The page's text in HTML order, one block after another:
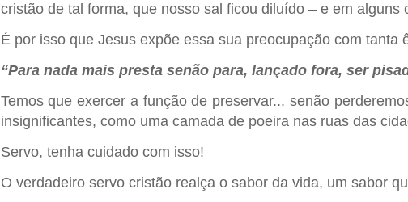
cristão de tal forma, que nosso sal ficou diluído – e em alguns
É por isso que Jesus expõe essa sua preocupação com tanta
“Para nada mais presta senão para, lançado fora, ser
Temos que exercer a função de preservar... senão
insignificantes, como uma camada de poeira nas ruas das
Servo, tenha cuidado com isso!
O verdadeiro servo cristão realça o sabor da vida, um sabor